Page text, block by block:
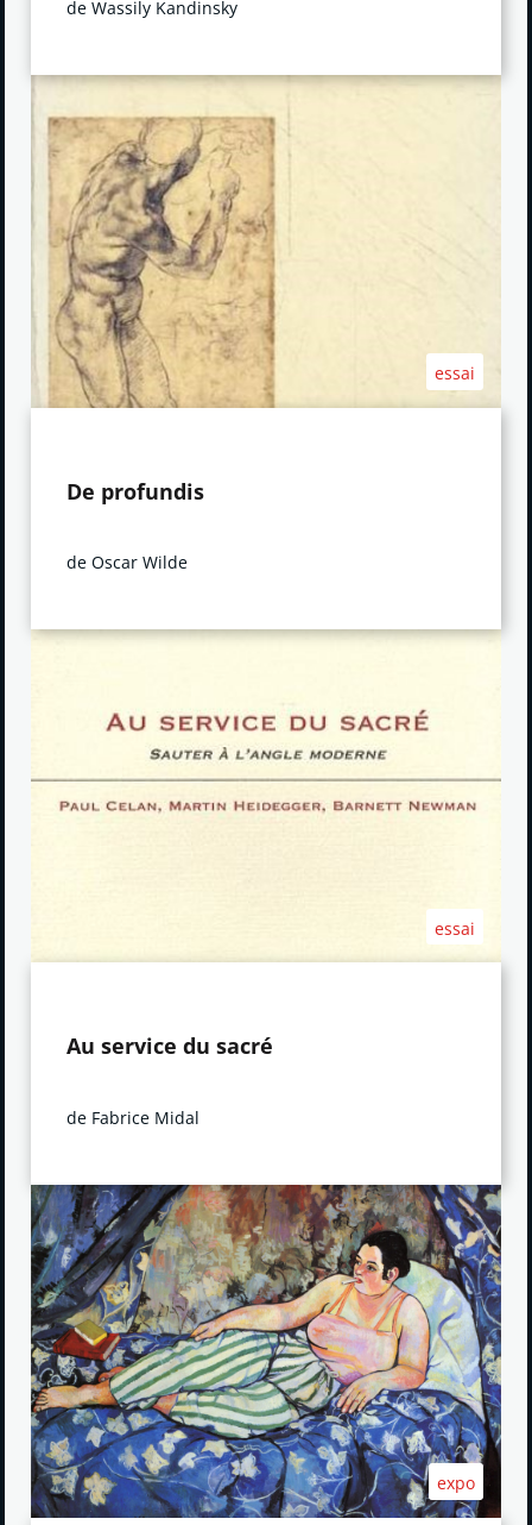
de Wassily Kandinsky
essai
De profundis
de Oscar Wilde
essai
Au service du sacré
de Fabrice Midal
expo